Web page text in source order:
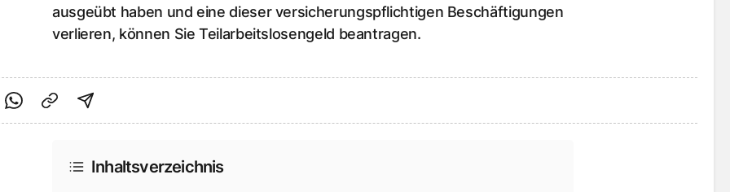
ausgeübt haben und eine dieser versicherungspflichtigen Beschäftigungen
verlieren, können Sie Teilarbeitslosengeld beantragen.
teilen
Twitter teilen
Per Link teilen
shareViaEmail
Inhaltsverzeichnis